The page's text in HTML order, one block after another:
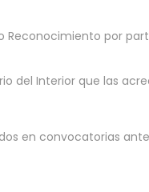
por
del Interior que las
en convocatorias